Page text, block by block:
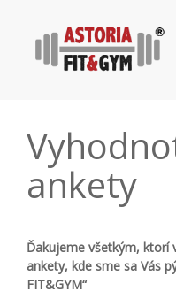
ankety
Ďakujeme všetkým, ktorí
ankety, kde sme sa Vás
FIT&GYM“